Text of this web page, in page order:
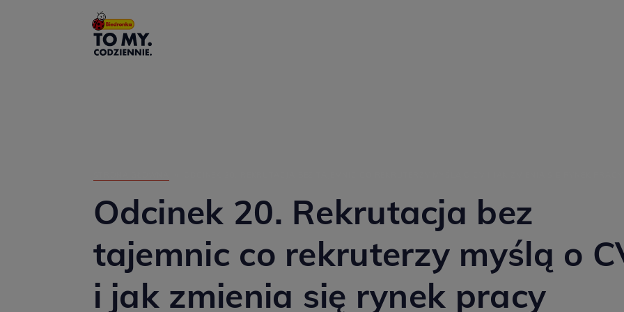
Główne logo
Odcinek 20. Rekrutacja bez
tajemnic co rekruterzy myślą o
i jak zmienia się rynek pracy